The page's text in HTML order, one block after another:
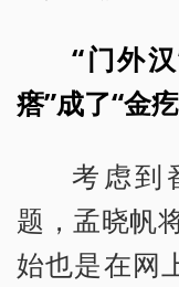
“门外
瘩”成了“金
考虑到
题，孟晓帆
始也是在网